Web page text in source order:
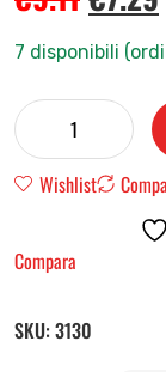
7 disponibili
Wishlist
Compara
SKU: 3130